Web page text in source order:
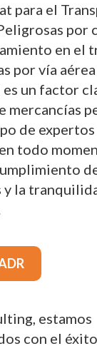
para el
por
en el
por vía
un factor
mercancías
de
todo
y la
estamos
con el